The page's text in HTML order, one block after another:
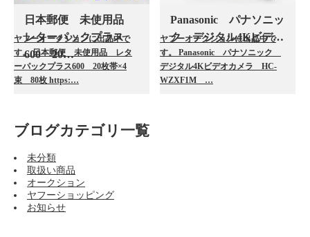
日本郵便 未使用品
レターパックプラス
600 20…
ヤフーオークションに出品中で
す。 日本郵便 未使用品 レタ
ーパックプラス600 20枚帯×4
束 80枚 https:…
Panasonic パナソニッ
ク デジタル4Kビデ…
ヤフーオークションに出品中で
す。 Panasonic パナソニック
デジタル4Kビデオカメラ HC-
WZXF1M …
ブログカテゴリ一覧
未分類
取扱い商品
オークション
ヤフーショッピング
お知らせ